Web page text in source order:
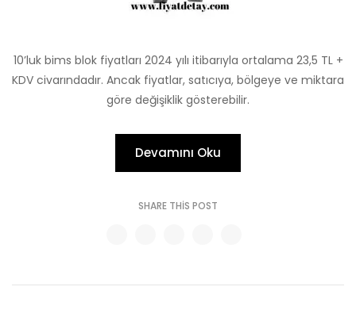
10’luk bims blok fiyatları 2024 yılı itibarıyla ortalama 23,5 TL +
KDV civarındadır. Ancak fiyatlar, satıcıya, bölgeye ve miktara
göre değişiklik gösterebilir.
Devamını Oku
SHARE THIS POST